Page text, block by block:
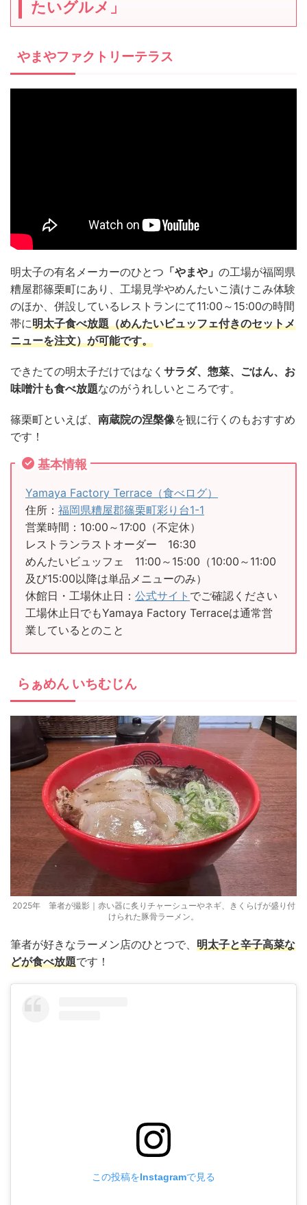
たいグルメ」
やまやファクトリーテラス
明太子の有名メーカーのひとつ 「やまや」 の工場が福岡県
糟屋郡篠栗町にあり、工場見学やめんたいこ漬けこみ体験
のほか、併設しているレストランにて11:00～15:00の時間
帯に明太子食べ放題（めんたいビュッフェ付きのセットメ
ニューを注文）が可能です。
できたての明太子だけではなく サラダ、惣菜、ごはん、お
味噌汁も食べ放題なのがうれしいところです。
篠栗町といえば、 南蔵院の涅槃像を観に行くのもおすすめ
です！
基本情報
Yamaya Factory Terrace（食べログ）
住所： 福岡県糟屋郡篠栗町彩り台1-1
営業時間：10:00～17:00（不定休）
レストランラストオーダー 16:30
めんたいビュッフェ 11:00～15:00（10:00～11:00
及び15:00以降は単品メニューのみ）
休館日・工場休止日： 公式サイト でご確認ください
工場休止日でもYamaya Factory Terraceは通常営
業しているとのこと
らぁめん いちむじん
2025年 筆者が撮影｜赤い器に炙りチャーシューやネギ、きくらげが盛り付
けられた豚骨ラーメン。
筆者が好きなラーメン店のひとつで、 明太子と辛子高菜な
どが食べ放題です！
この投稿をInstagramで見る